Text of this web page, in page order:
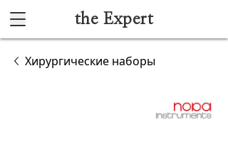
the Expert
Анестезиология и реанимация
Хирургические наборы